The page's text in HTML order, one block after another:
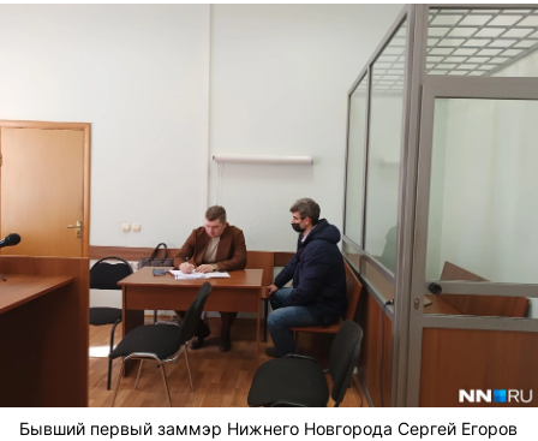
Бывший первый заммэр Нижнего Новгорода Сергей Егоров